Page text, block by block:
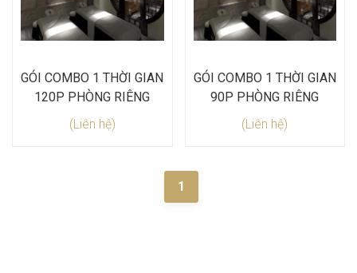
GÓI COMBO 1 THỜI GIAN
120P PHÒNG RIÊNG
(Liên hệ)
GÓI COMBO 1 THỜI GIAN
90P PHÒNG RIÊNG
(Liên hệ)
1